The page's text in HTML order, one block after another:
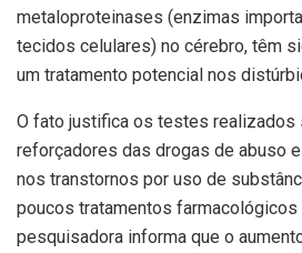
metaloproteinases (enzimas
tecidos celulares) no cérebro, têm
um tratamento potencial nos
O fato justifica os testes
reforçadores das drogas de abuso
nos transtornos por uso de
poucos tratamentos
pesquisadora informa que o